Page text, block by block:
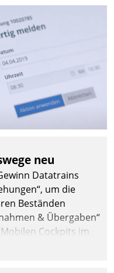
neu
Datatrains
um die
Beständen
& Übergaben“
Cockpits im